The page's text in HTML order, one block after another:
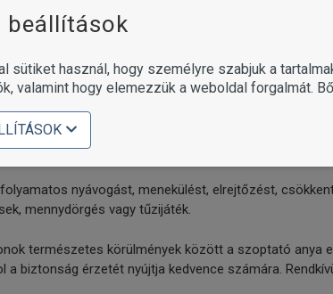
nyávogást, menekülést, elrejtőzést,
mennydörgés vagy tűzijáték.
természetes körülmények között a szoptató
a biztonság érzetét nyújtja kedvence számára.
beállítások
sütiket használ, hogy személyre szabjuk a
valamint hogy elemezzük a weboldal forgalmát.